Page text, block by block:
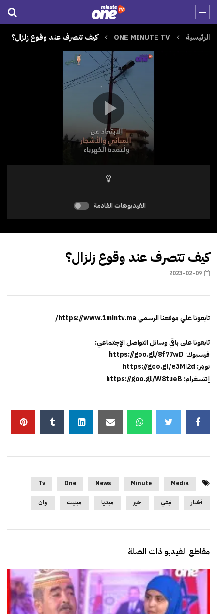
الرئيسية ONE MINUTE TV كيف تتصرف عند وقوع زلزال؟
الفيديوهات القادمة
كيف تتصرف عند وقوع زلزال؟
2023-02-09
تابعونا علي موقعنا الرسمي https://www.1mintv.ma/
تابعونا على باقي وسائل التواصل الإجتماعي:
فيسبوك: https://goo.gl/8f77wD
تويتر: https://goo.gl/e3Mi2d
إنتسغرام: https://goo.gl/W8tueB
Media
Minute
News
One
Tv
أخبار تيفي خير ميديا مينيت وان
مقاطع الفيديو ذات الصلة